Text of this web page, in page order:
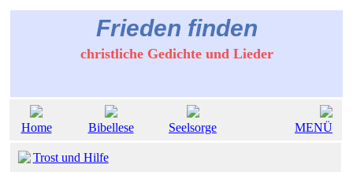
Frieden finden
christliche Gedichte und Lieder
Home Bibellese Seelsorge MENÜ
Trost und Hilfe